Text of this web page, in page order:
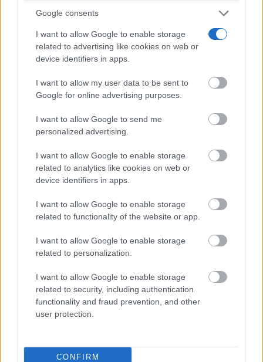
Google consents
I want to allow Google to enable storage
related to advertising like cookies on web or
device identifiers in apps.
I want to allow my user data to be sent to
Google for online advertising purposes.
I want to allow Google to send me
personalized advertising.
I want to allow Google to enable storage
related to analytics like cookies on web or
device identifiers in apps.
I want to allow Google to enable storage
related to functionality of the website or app.
I want to allow Google to enable storage
related to personalization.
I want to allow Google to enable storage
related to security, including authentication
functionality and fraud prevention, and other
user protection.
CONFIRM
No eran tan locas
Señales de agotamiento
¿Te sientes cansado sin razón? Estas señales lo